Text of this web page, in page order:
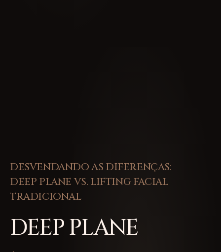
DESVENDANDO AS DIFERENÇAS:
DEEP PLANE VS. LIFTING FACIAL
TRADICIONAL
DEEP PLANE